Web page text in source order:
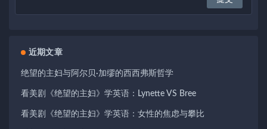
近期文章
绝望的主妇与阿尔贝·加缪的西西弗斯哲学
看美剧《绝望的主妇》学英语：Lynette VS Bree
看美剧《绝望的主妇》学英语：女性的焦虑与攀比